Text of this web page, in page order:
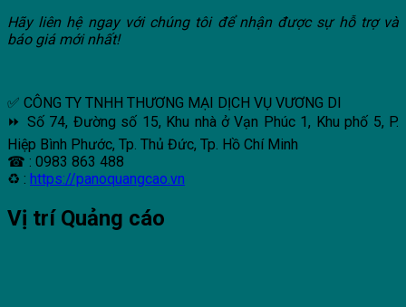
Hãy liên hệ ngay với chúng tôi để nhận được sự hỗ trợ và
báo giá mới nhất!
✅ CÔNG TY TNHH THƯƠNG MẠI DỊCH VỤ VƯƠNG DI
⏩ Số 74, Đường số 15, Khu nhà ở Vạn Phúc 1, Khu phố 5, P.
Hiệp Bình Phước, Tp. Thủ Đức, Tp. Hồ Chí Minh
☎ : 0983 863 488
♻ : https://panoquangcao.vn
Vị trí Quảng cáo